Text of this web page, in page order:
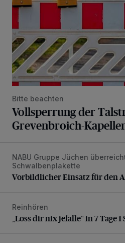
Bitte beachten
Vollsperrung der
Grevenbroich-
Vorbildlicher Einsatz für den
NABU Gruppe Jüchen
Schwalbenplakette
Vorbildlicher Einsatz für den
„Loss dir nix jefalle“ in 7 Tage 1
Reinhören
„Loss dir nix jefalle“ in 7 Tage 1